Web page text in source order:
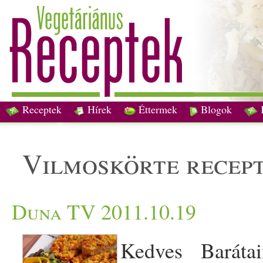
Receptek Hírek Éttermek Blogok
vilmoskörte
Duna TV 2011.10.19
Kedves